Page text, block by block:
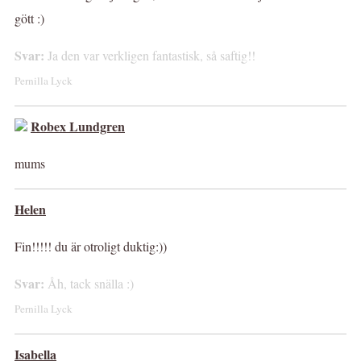
gött :)
Svar: Ja den var verkligen fantastisk, så saftig!!
Pernilla Lyck
Robex Lundgren
mums
Helen
Fin!!!!! du är otroligt duktig:))
Svar: Åh, tack snälla :)
Pernilla Lyck
Isabella